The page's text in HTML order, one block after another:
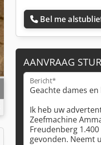
Bel me
AANVRAAG
Bericht*